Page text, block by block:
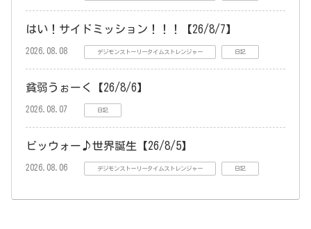
はい！サイドミッション！！！【26/8/7】
2026.08.08 デジモンストーリータイムストレンジャー 日記
貧弱うぉーく【26/8/6】
2026.08.07 日記
ビッウォー♪世界誕生【26/8/5】
2026.08.06 デジモンストーリータイムストレンジャー 日記